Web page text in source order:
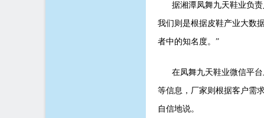
据湘潭凤舞九天鞋业负责
我们则是根据皮鞋产业大数
者中的知名度。”
在凤舞九天鞋业微信平台
等信息，厂家则根据客户需
自信地说。